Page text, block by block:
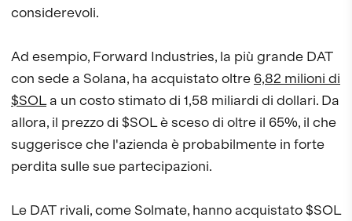
considerevoli.
Ad esempio, Forward Industries, la più grande DAT
con sede a Solana, ha acquistato oltre 6,82 milioni di
$SOLa un costo stimato di 1,58 miliardi di dollari. Da
allora, il prezzo di $SOL è sceso di oltre il 65%, il che
suggerisce che l'azienda è probabilmente in forte
perdita sulle sue partecipazioni.
Le DAT rivali, come Solmate, hanno acquistato $SOL